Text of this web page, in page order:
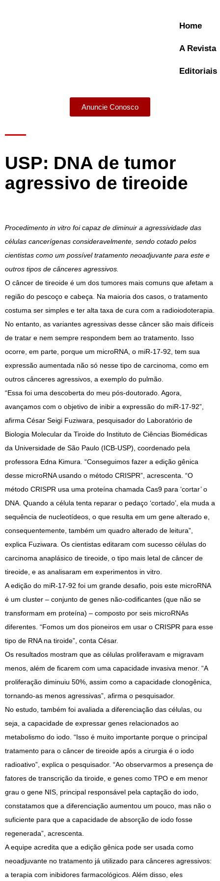
Home
A Revista
Editoriais
Anuncie Conosco
USP: DNA de tumor
agressivo de tireoide
Procedimento in vitro foi capaz de diminuir a agressividade das
células cancerígenas consideravelmente, sendo cotado pelos
cientistas como um possível tratamento neoadjuvante para este e
outros tipos de cânceres agressivos.
O câncer de tireoide é um dos tumores mais comuns que afetam a
região do pescoço e cabeça. Na maioria dos casos, o tratamento
costuma ser simples e ter alta taxa de cura com a radioiodoterapia.
No entanto, as variantes agressivas desse câncer são mais difíceis
de tratar e nem sempre respondem bem ao tratamento. Isso
ocorre, em parte, porque um microRNA, o miR-17-92, tem sua
expressão aumentada não só nesse tipo de carcinoma, como em
outros cânceres agressivos, a exemplo do pulmão.
“Essa foi uma descoberta do meu pós-doutorado. Agora,
avançamos com o objetivo de inibir a expressão do miR-17-92”,
afirma César Seigi Fuziwara, pesquisador do Laboratório de
Biologia Molecular da Tiroide do Instituto de Ciências Biomédicas
da Universidade de São Paulo (ICB-USP), coordenado pela
professora Edna Kimura. “Conseguimos fazer a edição gênica
desse microRNA usando o método CRISPR”, acrescenta. “O
método CRISPR usa uma proteína chamada Cas9 para ‘cortar’ o
DNA. Quando a célula tenta reparar o pedaço ‘cortado’, ela muda a
sequência de nucleotídeos, o que resulta em um gene alterado e,
consequentemente, também um quadro alterado de leitura”,
explica Fuziwara. Os cientistas editaram com sucesso células do
carcinoma anaplásico de tireoide, o tipo mais letal de câncer de
tireoide, e as analisaram em experimentos in vitro.
A edição do miR-17-92 foi um grande desafio, pois este microRNA
é um cluster – conjunto de genes não-codificantes (que não se
transformam em proteína) – composto por seis microRNAs
diferentes. “Fomos um dos pioneiros em usar o CRISPR para esse
tipo de RNA na tiroide”, conta César.
Os resultados mostram que as células proliferavam e migravam
menos, além de ficarem com uma capacidade invasiva menor. “A
proliferação diminuiu 50%, assim como a capacidade clonogênica,
tornando-as menos agressivas”, afirma o pesquisador.
No estudo, também foi avaliada a diferenciação das células, ou
seja, a capacidade de expressar genes relacionados ao
metabolismo do iodo. “Isso é muito importante porque o principal
tratamento para o câncer de tireoide após a cirurgia é o iodo
radioativo”, explica o pesquisador. “Ao observarmos a presença de
fatores de transcrição da tiroide, e genes como TPO e em menor
grau o gene NIS, principal responsável pela captação do iodo,
constatamos que a diferenciação aumentou um pouco, mas não o
suficiente para que a capacidade de absorção de iodo fosse
regenerada”, acrescenta.
A equipe acredita que a edição gênica pode ser usada como
neoadjuvante no tratamento já utilizado para cânceres agressivos:
a terapia com inibidores farmacológicos. Além disso, eles